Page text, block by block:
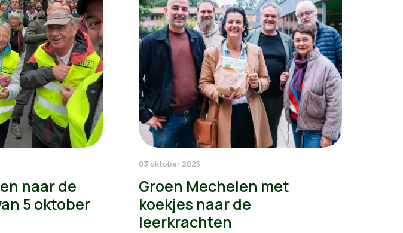
naar de
5 oktober
03 oktober 2025
Groen Mechelen met
koekjes naar de
leerkrachten